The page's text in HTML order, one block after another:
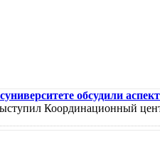
обсудили
Координационный